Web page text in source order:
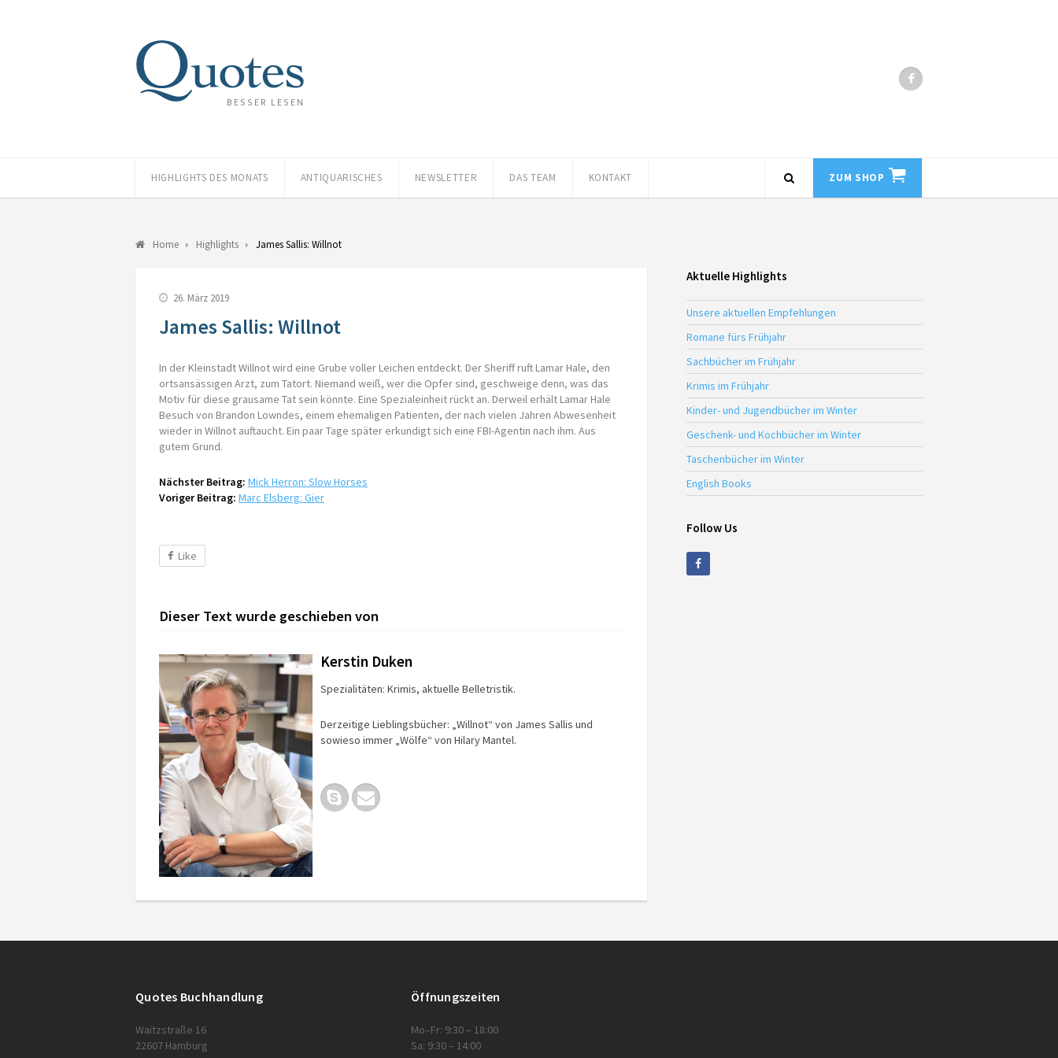
BESSER LESEN
HIGHLIGHTS DES MONATS ANTIQUARISCHES NEWSLETTER DAS TEAM KONTAKT ZUM SHOP
Home Highlights James Sallis: Willnot
26. März 2019
James Sallis: Willnot
In der Kleinstadt Willnot wird eine Grube voller Leichen entdeckt. Der Sheriff ruft Lamar Hale, den
ortsansässigen Arzt, zum Tatort. Niemand weiß, wer die Opfer sind, geschweige denn, was das
Motiv für diese grausame Tat sein könnte. Eine Spezialeinheit rückt an. Derweil erhält Lamar Hale
Besuch von Brandon Lowndes, einem ehemaligen Patienten, der nach vielen Jahren Abwesenheit
wieder in Willnot auftaucht. Ein paar Tage später erkundigt sich eine FBI-Agentin nach ihm. Aus
gutem Grund.
Nächster Beitrag: Mick Herron: Slow Horses
Voriger Beitrag: Marc Elsberg: Gier
Like
Dieser Text wurde geschieben von
Kerstin Duken
Spezialitäten: Krimis, aktuelle Belletristik.
Derzeitige Lieblingsbücher: „Willnot“ von James Sallis und
sowieso immer „Wölfe“ von Hilary Mantel.
Aktuelle Highlights
Unsere aktuellen Empfehlungen
Romane fürs Frühjahr
Sachbücher im Frühjahr
Krimis im Frühjahr
Kinder- und Jugendbücher im Winter
Geschenk- und Kochbücher im Winter
Taschenbücher im Winter
English Books
Follow Us
Quotes Buchhandlung
Waitzstraße 16
22607 Hamburg
Öffnungszeiten
Mo–Fr: 9:30 – 18:00
Sa: 9:30 – 14:00